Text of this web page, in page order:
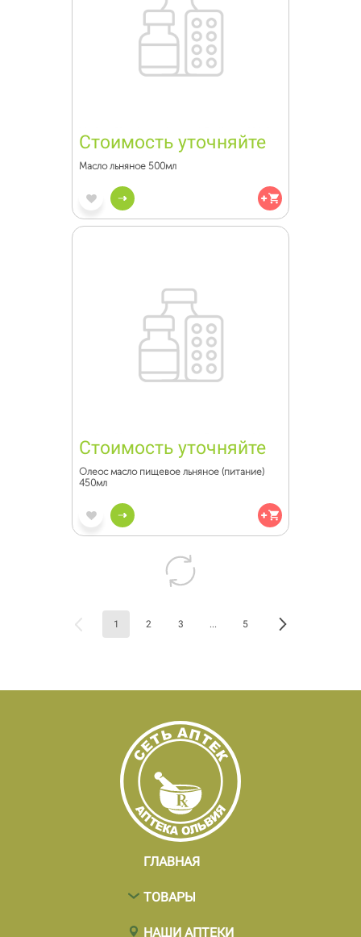
Стоимость уточняйте
Масло льняное 500мл
Стоимость уточняйте
Олеос масло пищевое льняное (питание)
450мл
1 2 3 ... 5
ГЛАВНАЯ
ТОВАРЫ
НАШИ АПТЕКИ